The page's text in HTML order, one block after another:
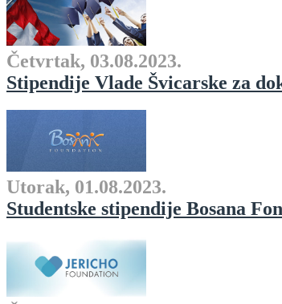
Četvrtak, 03.08.2023.
Stipendije Vlade Švicarske za
Utorak, 01.08.2023.
Studentske stipendije Bosana